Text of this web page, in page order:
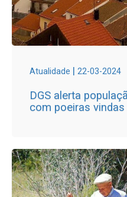
Atualidade | 22-03-2024
DGS alerta
com poeiras